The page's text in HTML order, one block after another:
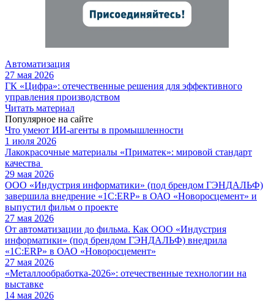
Автоматизация
27 мая 2026
ГК «Цифра»: отечественные решения для эффективного
управления производством
Читать материал
Популярное на сайте
Что умеют ИИ-агенты в промышленности
1 июля 2026
Лакокрасочные материалы «Приматек»: мировой стандарт
качества
29 мая 2026
ООО «Индустрия информатики» (под брендом ГЭНДАЛЬФ)
завершила внедрение «1С:ERP» в ОАО «Новоросцемент» и
выпустил фильм о проекте
27 мая 2026
От автоматизации до фильма. Как ООО «Индустрия
информатики» (под брендом ГЭНДАЛЬФ) внедрила
«1С:ERP» в ОАО «Новоросцемент»
27 мая 2026
«Металлообработка-2026»: отечественные технологии на
выставке
14 мая 2026